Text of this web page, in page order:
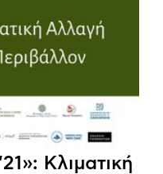
Κλιματική